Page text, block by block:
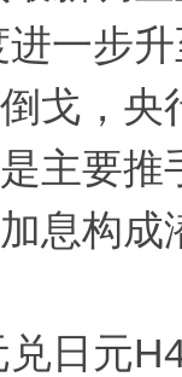
一步
戈，
主要
息构成
元H4